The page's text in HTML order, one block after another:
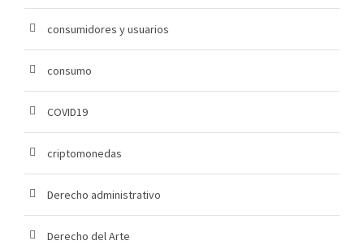
consumidores y usuarios
consumo
COVID19
criptomonedas
Derecho administrativo
Derecho del Arte